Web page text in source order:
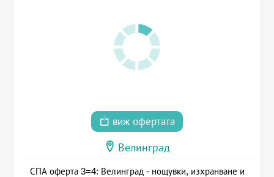
виж офертата
Велинград
СПА оферта 3=4: Велинград - нощувки, изхранване и